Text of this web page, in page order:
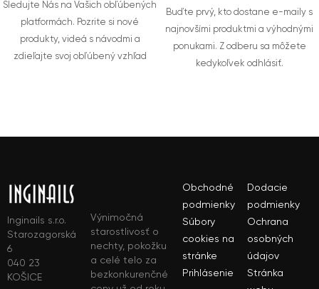
Sledujte Nás na Vašich obľúbených
platformách. Pozrite si nové
produkty, videá s návodmi a
zdieľajte svoj obľúbený vzhľad
Buďte prvý, kto dostane e-maily s
najnovšími produktmi a výhodnými
ponukami. Z odberu sa môžete
kedykoľvek odhlásiť.
Inginails s.r.o.
Starozagorská
6
040 23
KOŠICE
Výnimočná
starostlivosť o
nechty, pokožku
a celé telo za
bezkonkurenčné
Obchodné
podmienky
Dodacie
podmienky
Súbory
cookies na
stránke
Ochrana
osobných
údajov
Prihlásenie
Stránka